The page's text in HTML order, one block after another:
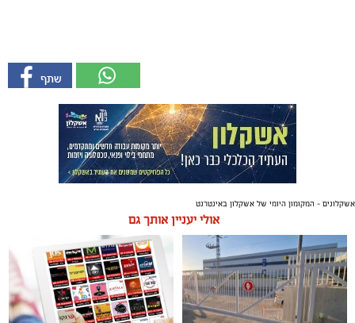
אשקלונים - המקומון היומי של אשקלון באינטרנט
אולי יעניין אותך גם